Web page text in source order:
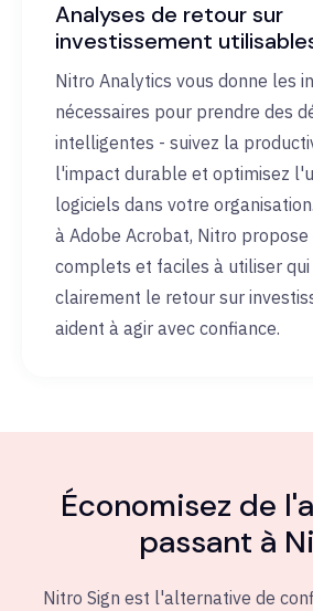
Analyses de retour sur
investissement
Nitro Analytics vous donne les
nécessaires pour prendre des
intelligentes - suivez la
l'impact durable et optimisez
logiciels dans votre
à Adobe Acrobat, Nitro
complets et faciles à utiliser
clairement le retour sur
aident à agir avec confiance.
Économisez de
passant à
Nitro Sign est l'alternative de